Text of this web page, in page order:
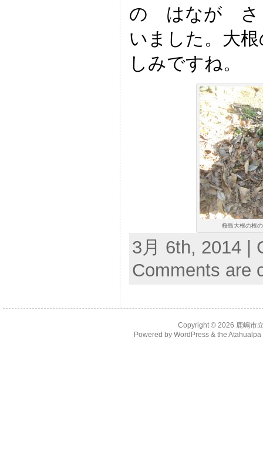
の はなが さ
いました。大
しみですね。
桜島大根の根
3月 6th, 2014 |
Comments are
Copyright © 2026 鹿嶋市
Powered by WordPress& the Atahualpa